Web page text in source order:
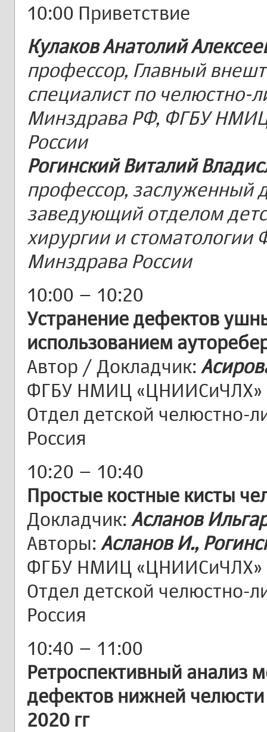
10:00 Приветствие
Кулаков Анатолий
профессор, Главный
специалист по челюстно-
Минздрава РФ, ФГБУ
России
Рогинский Виталий
профессор, заслуженный
заведующий отделом
хирургии и
Минздрава России
10:00 – 10:20
Устранение дефектов
использованием
Автор / Докладчик:
ФГБУ НМИЦ «ЦНИИСиЧЛХ»
Отдел детской челюстно-
Россия
10:20 – 10:40
Простые костные кисты
Докладчик: Асланов
Авторы: Асланов И.,
ФГБУ НМИЦ «ЦНИИСиЧЛХ»
Отдел детской челюстно-
Россия
10:40 – 11:00
Ретроспективный анализ
дефектов нижней
2020 гг